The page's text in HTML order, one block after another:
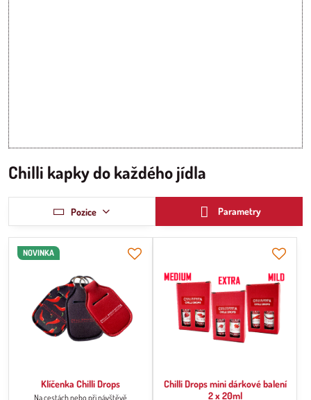
Chilli kapky do každého jídla
Pozice Parametry
NOVINKA
Klíčenka Chilli Drops
Na cestách nebo při návštěvě
Chilli Drops mini dárkové balení
2 x 20ml